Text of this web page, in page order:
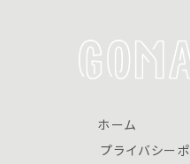
ホーム
プライバシー